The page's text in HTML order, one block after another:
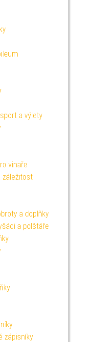
a výlety
vinaře
záležitost
a doplňky
a polštáře
zápisníky